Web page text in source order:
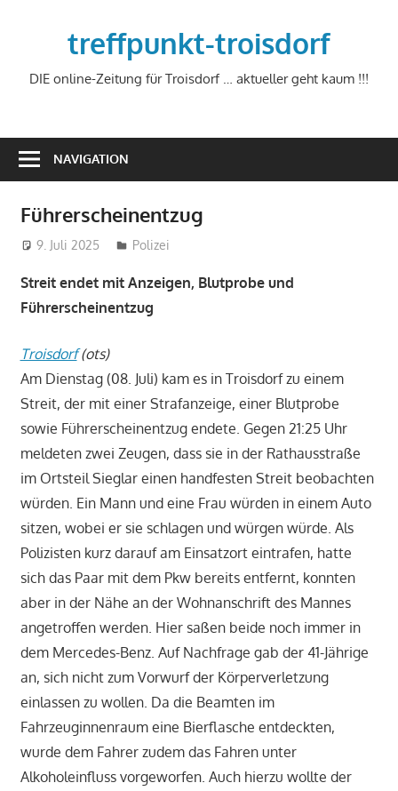
treffpunkt-troisdorf
DIE online-Zeitung für Troisdorf … aktueller geht kaum !!!
NAVIGATION
Führerscheinentzug
9. Juli 2025 treffpunkt
Polizei
Streit endet mit Anzeigen, Blutprobe und
Führerscheinentzug
Troisdorf(ots)
Am Dienstag (08. Juli) kam es in Troisdorf zu einem
Streit, der mit einer Strafanzeige, einer Blutprobe
sowie Führerscheinentzug endete. Gegen 21:25 Uhr
meldeten zwei Zeugen, dass sie in der Rathausstraße
im Ortsteil Sieglar einen handfesten Streit beobachten
würden. Ein Mann und eine Frau würden in einem Auto
sitzen, wobei er sie schlagen und würgen würde. Als
Polizisten kurz darauf am Einsatzort eintrafen, hatte
sich das Paar mit dem Pkw bereits entfernt, konnten
aber in der Nähe an der Wohnanschrift des Mannes
angetroffen werden. Hier saßen beide noch immer in
dem Mercedes-Benz. Auf Nachfrage gab der 41-Jährige
an, sich nicht zum Vorwurf der Körperverletzung
einlassen zu wollen. Da die Beamten im
Fahrzeuginnenraum eine Bierflasche entdeckten,
wurde dem Fahrer zudem das Fahren unter
Alkoholeinfluss vorgeworfen. Auch hierzu wollte der